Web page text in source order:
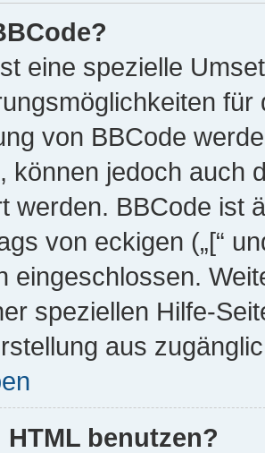
eine spezielle
von BBCode
können jedoch auch
werden. BBCode ist
von eckigen („[“
eingeschlossen.
speziellen Hilfe-
aus
benutzen?